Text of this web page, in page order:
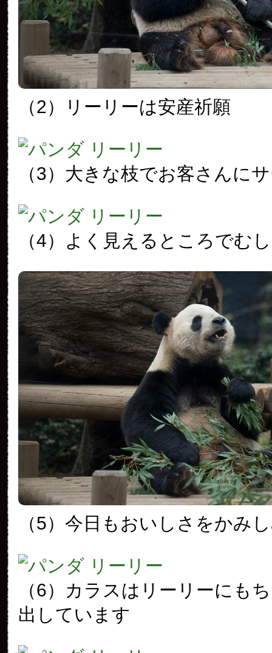
（2）リーリーは安産祈願
（3）大きな枝でお客さんに
（4）よく見えるところでむ
（5）今日もおいしさをかみ
（6）カラスはリーリーにも
出しています